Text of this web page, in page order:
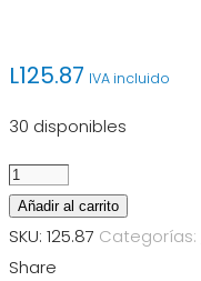
L125.87 IVA incluido
30 disponibles
Barra
260-
1103
cantidad
Añadir al carrito
SKU: 125.87 Categorías:
Share